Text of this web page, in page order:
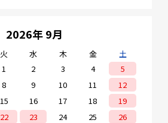
2026年 9月
火 水 木 金
土
1
2 3 4
5
8 9 10 11
12
15 16 17 18
19
22 23 24 25
26